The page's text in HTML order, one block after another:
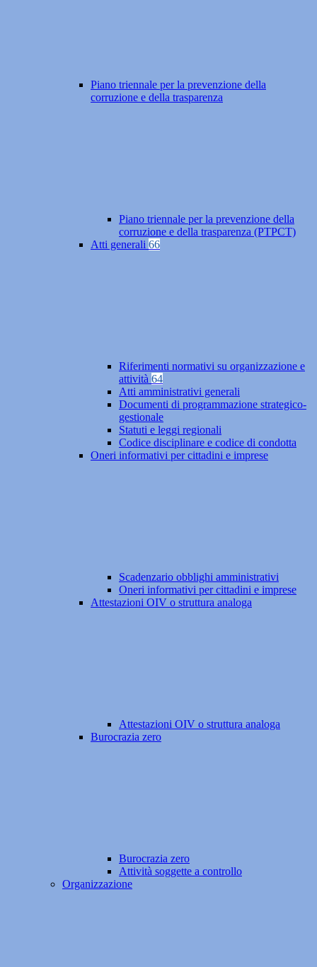
Piano triennale per la prevenzione della
corruzione e della trasparenza
Piano triennale per la prevenzione della
corruzione e della trasparenza (PTPCT)
Atti generali 66
Riferimenti normativi su organizzazione e
attività 64
Atti amministrativi generali
Documenti di programmazione strategico-
gestionale
Statuti e leggi regionali
Codice disciplinare e codice di condotta
Oneri informativi per cittadini e imprese
Scadenzario obblighi amministrativi
Oneri informativi per cittadini e imprese
Attestazioni OIV o struttura analoga
Attestazioni OIV o struttura analoga
Burocrazia zero
Burocrazia zero
Attività soggette a controllo
Organizzazione